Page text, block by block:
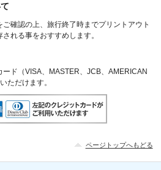
確認の上、旅行終了時までプリントアウト
れる事をおすすめします。
ド（VISA、MASTER、JCB、AMERICAN
ただけます。
ページトップへもどる